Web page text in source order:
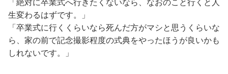
生変わるはずです。」
「卒業式に行くくらいなら死んだ方がマシと思うくらいな
ら、家の前で記念撮影程度の式典をやったほうが良いかも
しれないです。」